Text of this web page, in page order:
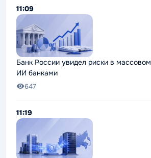
11:09
Банк России увидел риски в
ИИ банками
647
11:19